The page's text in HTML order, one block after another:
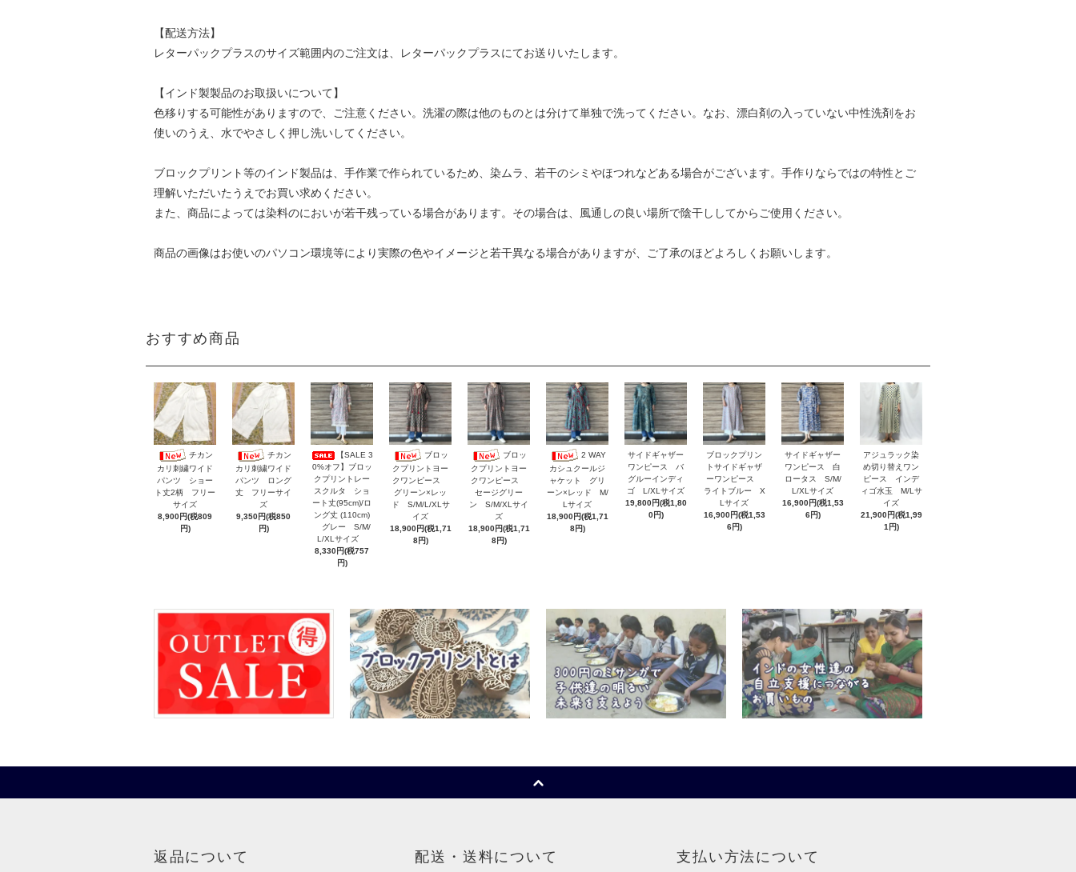
【配送方法】
レターパックプラスのサイズ範囲内のご注文は、レターパックプラスにてお送りいたします。
【インド製製品のお取扱いについて】
色移りする可能性がありますので、ご注意ください。洗濯の際は他のものとは分けて単独で洗ってください。なお、漂白剤の入っていない中性洗剤をお
使いのうえ、水でやさしく押し洗いしてください。
ブロックプリント等のインド製品は、手作業で作られているため、染ムラ、若干のシミやほつれなどある場合がございます。手作りならではの特性とご
理解いただいたうえでお買い求めください。
また、商品によっては染料のにおいが若干残っている場合があります。その場合は、風通しの良い場所で陰干ししてからご使用ください。
商品の画像はお使いのパソコン環境等により実際の色やイメージと若干異なる場合がありますが、ご了承のほどよろしくお願いします。
おすすめ商品
チカン
カリ刺繍ワイド
パンツ ショー
ト丈2柄 フリー
サイズ
8,900円(税809
円)
チカン
カリ刺繍ワイド
パンツ ロング
丈 フリーサイ
ズ
9,350円(税850
円)
【SALE 3
0%オフ】ブロッ
クプリントレー
スクルタ ショ
ート丈(95cm)/ロ
ング丈 (110cm)
グレー S/M/
L/XLサイズ
8,330円(税757
円)
ブロッ
クプリントヨー
クワンピース
グリーン×レッ
ド S/M/L/XLサ
イズ
18,900円(税1,71
8円)
ブロッ
クプリントヨー
クワンピース
セージグリー
ン S/M/XLサイ
ズ
18,900円(税1,71
8円)
2 WAY
カシュクールジ
ャケット グリ
ーン×レッド M/
Lサイズ
18,900円(税1,71
8円)
サイドギャザー
ワンピース バ
グルーインディ
ゴ L/XLサイズ
19,800円(税1,80
0円)
ブロックプリン
トサイドギャザ
ーワンピース
ライトブルー X
Lサイズ
16,900円(税1,53
6円)
サイドギャザー
ワンピース 白
ロータス S/M/
L/XLサイズ
16,900円(税1,53
6円)
アジュラック染
め切り替えワン
ピース インデ
ィゴ水玉 M/Lサ
イズ
21,900円(税1,99
1円)
返品について 配送・送料について 支払い方法について